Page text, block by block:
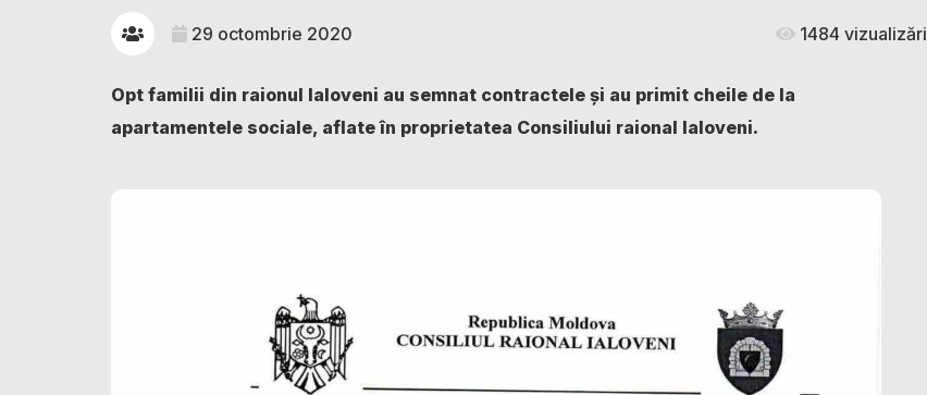
29 octombrie 2020 1484 vizualizări
Opt familii din raionul Ialoveni au semnat contractele și au primit cheile de la
apartamentele sociale, aflate în proprietatea Consiliului raional Ialoveni.